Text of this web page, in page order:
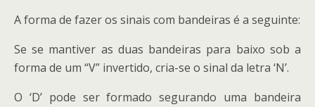
A forma de fazer os sinais com bandeiras é a seguinte:
Se se mantiver as duas bandeiras para baixo sob a
forma de um “V” invertido, cria-se o sinal da letra ‘N’.
O ‘D’ pode ser formado segurando uma bandeira